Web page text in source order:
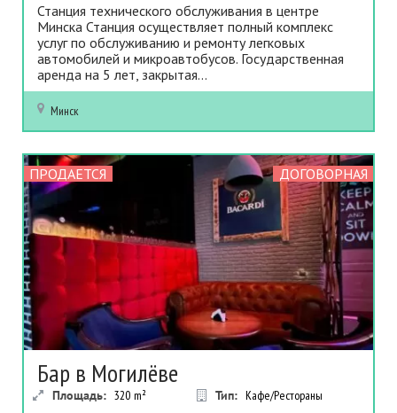
Станция технического обслуживания в центре
Минска Станция осуществляет полный комплекс
услуг по обслуживанию и ремонту легковых
автомобилей и микроавтобусов. Государственная
аренда на 5 лет, закрытая...
Минск
ПРОДАЕТСЯ ДОГОВОРНАЯ
Бар в Могилёве
Площадь: 320 m² Тип: Кафе/Рестораны